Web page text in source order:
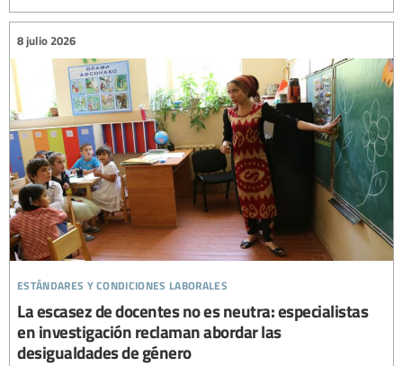
estándares y condiciones laborales
8 julio 2026
La escasez de docentes no es neutra: especialistas
en investigación reclaman abordar las
desigualdades de género